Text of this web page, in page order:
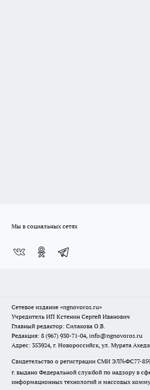
Мы в социальных сетях
Сетевое издание «ngnovoros.ru»
Учредитель ИП Кстенин Сергей Иванович
Главный редактор: Силакова О.В.
Редакция: 8 (967) 930-71-04, info@ngnovoros.ru
Адрес: 353924, г. Новороссийск, ул. Мурата
Свидетельство о регистрации СМИ ЭЛ№ФС77-
г. выдано Федеральной службой по надзору в
информационных технологий и массовых